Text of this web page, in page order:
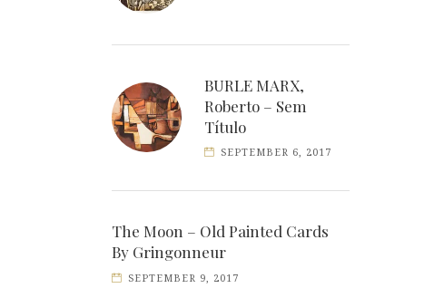
BURLE MARX,
Roberto – Sem
Título
SEPTEMBER 6, 2017
The Moon – Old Painted Cards
By Gringonneur
SEPTEMBER 9, 2017